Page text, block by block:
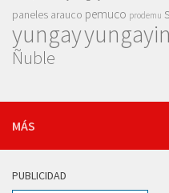
paneles arauco pemuco prodemu
yungay
Ñuble
MÁS
PUBLICIDAD